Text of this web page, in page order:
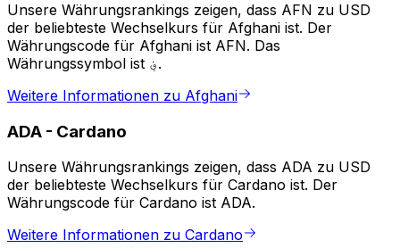
Unsere Währungsrankings zeigen, dass AFN zu USD
der beliebteste Wechselkurs für Afghani ist. Der
Währungscode für Afghani ist AFN. Das
Währungssymbol ist ؋.
Weitere Informationen zu Afghani
ADA - Cardano
Unsere Währungsrankings zeigen, dass ADA zu USD
der beliebteste Wechselkurs für Cardano ist. Der
Währungscode für Cardano ist ADA.
Weitere Informationen zu Cardano